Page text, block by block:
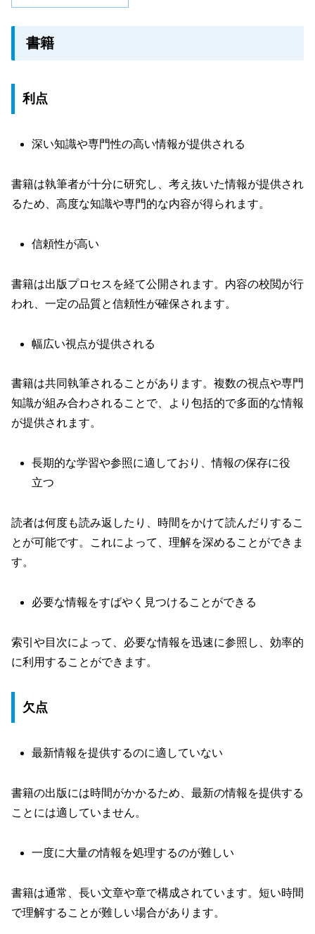
書籍
利点
深い知識や専門性の高い情報が提供される
書籍は執筆者が十分に研究し、考え抜いた情報が提供され
るため、高度な知識や専門的な内容が得られます。
信頼性が高い
書籍は出版プロセスを経て公開されます。内容の校閲が行
われ、一定の品質と信頼性が確保されます。
幅広い視点が提供される
書籍は共同執筆されることがあります。複数の視点や専門
知識が組み合わされることで、より包括的で多面的な情報
が提供されます。
長期的な学習や参照に適しており、情報の保存に役
立つ
読者は何度も読み返したり、時間をかけて読んだりするこ
とが可能です。これによって、理解を深めることができま
す。
必要な情報をすばやく見つけることができる
索引や目次によって、必要な情報を迅速に参照し、効率的
に利用することができます。
欠点
最新情報を提供するのに適していない
書籍の出版には時間がかかるため、最新の情報を提供する
ことには適していません。
一度に大量の情報を処理するのが難しい
書籍は通常、長い文章や章で構成されています。短い時間
で理解することが難しい場合があります。